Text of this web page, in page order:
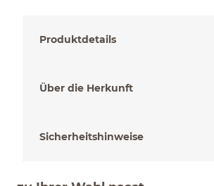
Produktdetails
Über die Herkunft
Sicherheitshinweise